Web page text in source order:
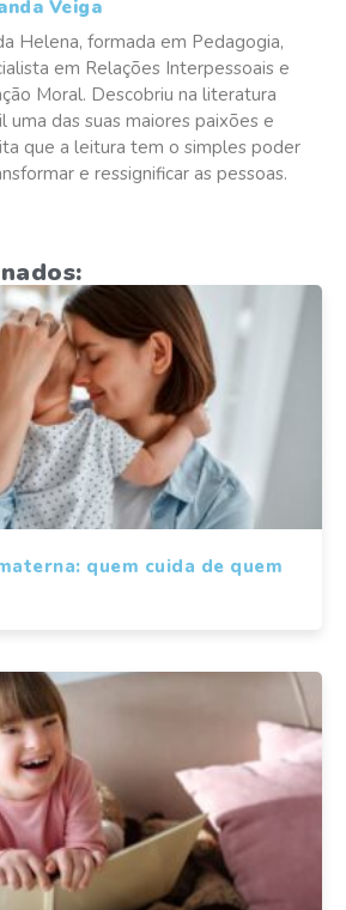
Veiga
Helena, formada em Pedagogia,
em Relações Interpessoais e
Moral. Descobriu na literatura
uma das suas maiores paixões e
que a leitura tem o simples poder
e ressignificar as pessoas.
quem cuida de quem